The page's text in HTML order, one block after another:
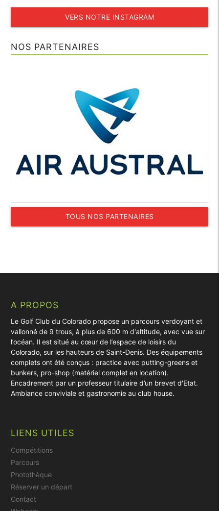
VERS NOTRE INSTAGRAM
NOS PARTENAIRES
TOUS NOS PARTENAIRES
A PROPOS
Le Golf Club du Colorado propose un parcours verdoyant et
vallonné de 9 trous, à plus de 600 m d'altitude, avec vue sur
l’océan. Il est situé au cœur de l’espace de loisirs du
Colorado, sur les hauteurs de Saint-Denis. Des équipements
complets ont été conçus : practice avec putting-greens et
bunkers, pro-shop (matériel complet en location).
Encadrement par un professeur titulaire d’un brevet d'Etat.
Ambiance conviviale et gastronomie au club house.
LIENS UTILES
Compétitions
Parcours
Photothèque
Réserver un départ
Contact